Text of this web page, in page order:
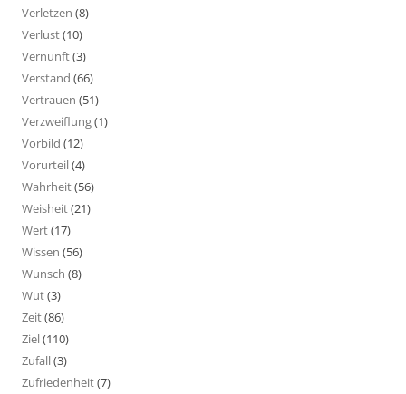
Verletzen (8)
Verlust(10)
Vernunft(3)
Verstand (66)
Vertrauen (51)
Verzweiflung(1)
Vorbild (12)
Vorurteil(4)
Wahrheit(56)
Weisheit(21)
Wert(17)
Wissen (56)
Wunsch (8)
Wut(3)
Zeit(86)
Ziel(110)
Zufall(3)
Zufriedenheit(7)